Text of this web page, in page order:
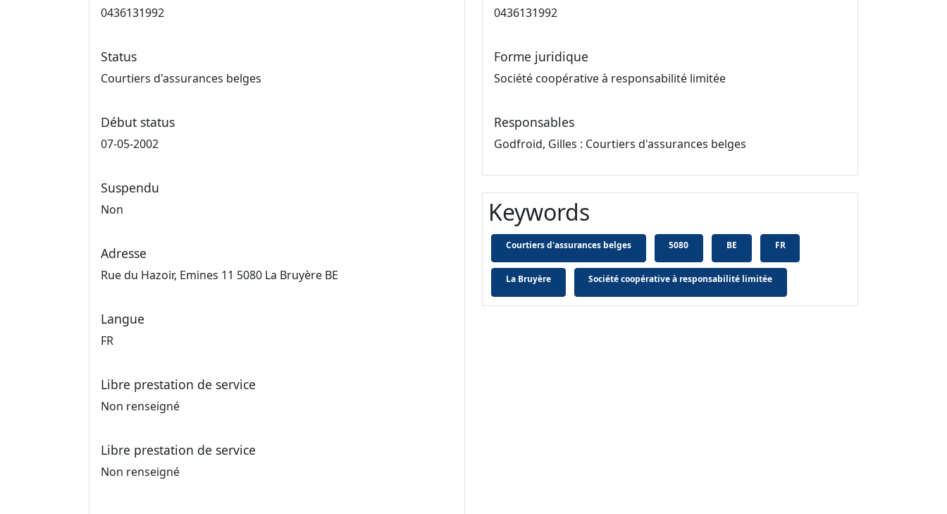
0436131992
Status
Courtiers d'assurances belges
Début status
07-05-2002
Suspendu
Non
Adresse
Rue du Hazoir, Emines 11 5080 La Bruyère BE
Langue
FR
Libre prestation de service
Non renseigné
Libre prestation de service
Non renseigné
0436131992
Forme juridique
Société coopérative à responsabilité limitée
Responsables
Godfroid, Gilles : Courtiers d'assurances belges
Keywords
Courtiers d'assurances belges 5080 BE FR
La Bruyère Société coopérative à responsabilité limitée